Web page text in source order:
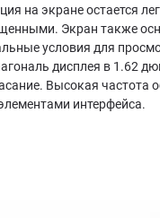
на экране остается
Экран также
условия для
дисплея в 1.62
Высокая
интерфейса.